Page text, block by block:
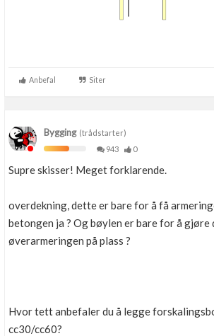
Anbefal Siter
Bygging(trådstarter)
943
0
Supre skisser! Meget forklarende.
overdekning, dette er bare for å få
betongen ja ? Og bøylen er bare for å gjøre
øverarmeringen på plass ?
Hvor tett anbefaler du å legge
cc30/cc60?